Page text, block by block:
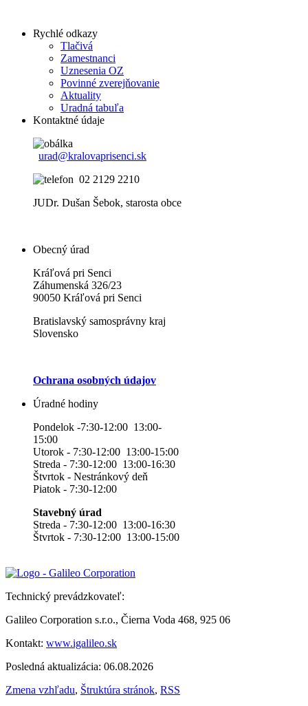
Rychlé odkazy
Tlačivá
Zamestnanci
Uznesenia OZ
Povinné zverejňovanie
Aktuality
Uradná tabuľa
Kontaktné údaje
urad@kralovaprisenci.sk
02 2129 2210
JUDr. Dušan Šebok, starosta obce
Obecný úrad
Kráľová pri Senci
Záhumenská 326/23
90050 Kráľová pri Senci
Bratislavský samosprávny kraj
Slovensko
Ochrana osobných údajov
Úradné hodiny
Pondelok -7:30-12:00 13:00-
15:00
Utorok - 7:30-12:00 13:00-15:00
Streda - 7:30-12:00 13:00-16:30
Štvrtok - Nestránkový deň
Piatok - 7:30-12:00
Stavebný úrad
Streda - 7:30-12:00 13:00-16:30
Štvrtok - 7:30-12:00 13:00-15:00
Technický prevádzkovateľ:
Galileo Corporation s.r.o., Čierna Voda 468, 925 06
Kontakt: www.igalileo.sk
Posledná aktualizácia: 06.08.2026
Zmena vzhľadu, Štruktúra stránok, RSS